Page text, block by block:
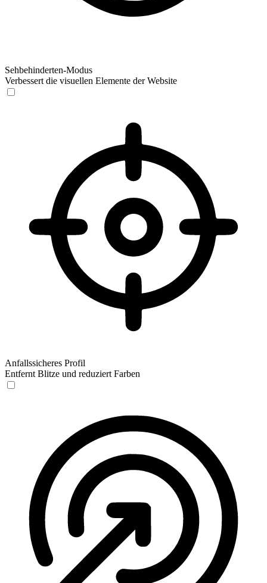
Sehbehinderten-Modus
Verbessert die visuellen Elemente der Website
Anfallssicheres Profil
Entfernt Blitze und reduziert Farben